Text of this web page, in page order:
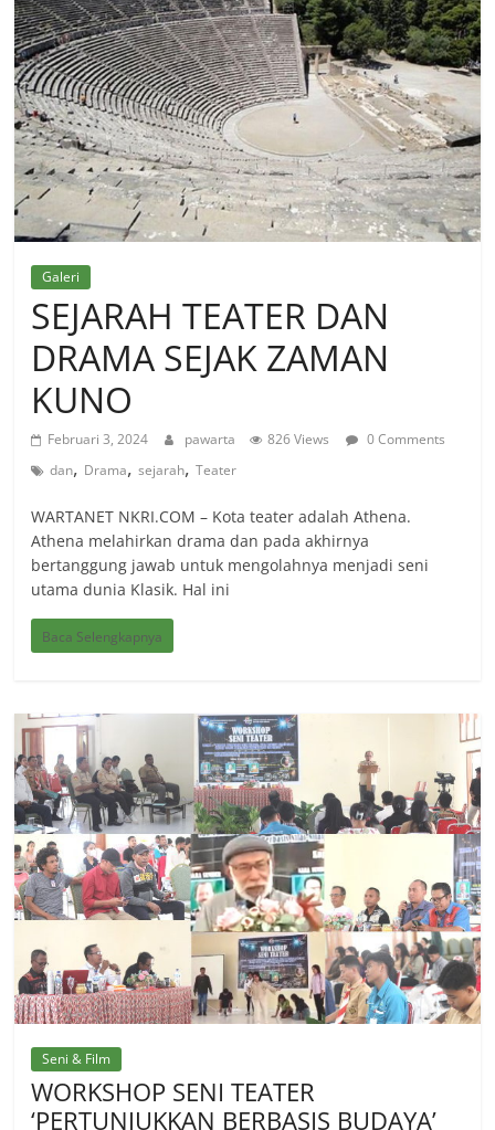
Galeri
SEJARAH TEATER DAN
DRAMA SEJAK ZAMAN
KUNO
Februari 3, 2024 pawarta 826 Views
0 Comments
dan, Drama,sejarah,Teater
WARTANET NKRI.COM – Kota teater adalah Athena.
Athena melahirkan drama dan pada akhirnya
bertanggung jawab untuk mengolahnya menjadi seni
utama dunia Klasik. Hal ini
Baca Selengkapnya
Seni & Film
WORKSHOP SENI TEATER
‘PERTUNJUKKAN BERBASIS BUDAYA’